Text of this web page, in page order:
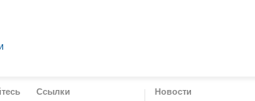
Ссылки
Новости